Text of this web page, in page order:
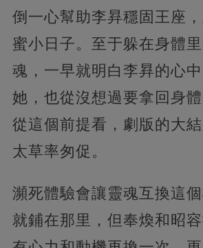
倒一心幫助李昪穩固王座
蜜小日子。至于躲在身體
魂，一早就明白李昪的心
她，也從沒想過要拿回身體
從這個前提看，劇版的大
太草率匆促。
瀕死體驗會讓靈魂互換這
就鋪在那里，但奉煥和昭